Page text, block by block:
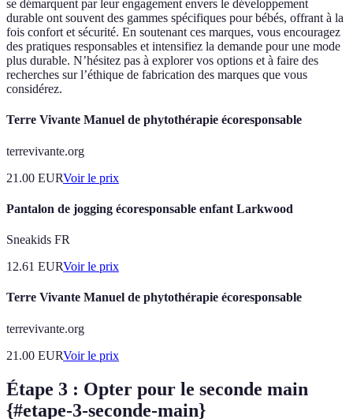
se démarquent par leur engagement envers le développement
durable ont souvent des gammes spécifiques pour bébés, offrant à la
fois confort et sécurité. En soutenant ces marques, vous encouragez
des pratiques responsables et intensifiez la demande pour une mode
plus durable. N’hésitez pas à explorer vos options et à faire des
recherches sur l’éthique de fabrication des marques que vous
considérez.
Terre Vivante Manuel de phytothérapie écoresponsable
terrevivante.org
21.00 EURVoir le prix
Pantalon de jogging écoresponsable enfant Larkwood
Sneakids FR
12.61 EURVoir le prix
Terre Vivante Manuel de phytothérapie écoresponsable
terrevivante.org
21.00 EURVoir le prix
Étape 3 : Opter pour le seconde main
{#etape-3-seconde-main}